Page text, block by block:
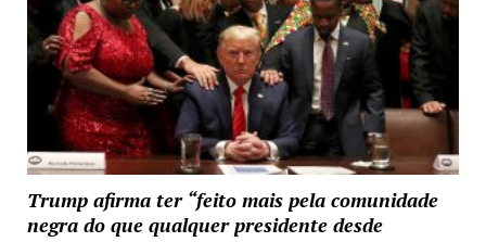
Trump afirma ter “feito mais pela comunidade
negra do que qualquer presidente desde